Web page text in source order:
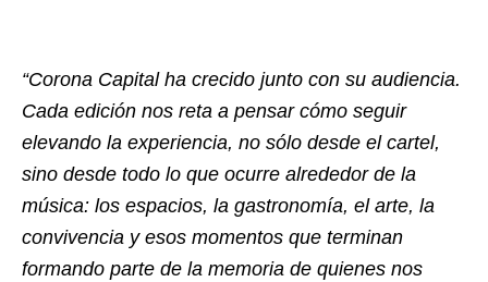
“Corona Capital ha crecido junto con su audiencia.
Cada edición nos reta a pensar cómo seguir
elevando la experiencia, no sólo desde el cartel,
sino desde todo lo que ocurre alrededor de la
música: los espacios, la gastronomía, el arte, la
convivencia y esos momentos que terminan
formando parte de la memoria de quienes nos